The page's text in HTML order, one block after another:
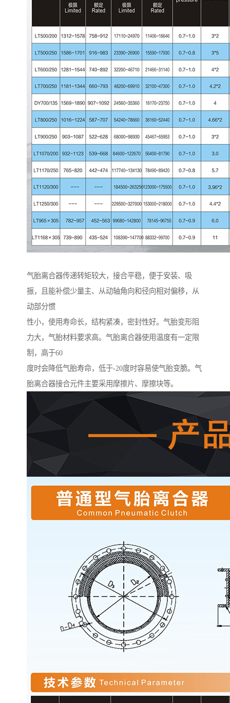
气胎离合器传递转矩较大，接合平稳，便于安装、吸
振，且能补偿少量主、从动轴角向和径向相对偏移，从
动部分惯
性小，使用寿命长，结构紧凑，密封性好。气胎变形阻
力大，气胎材料要求高。气胎离合器使用温度有一定限
制，高于60
度时会降低气胎寿命，低于-20度时容易使气胎变脆。气
胎离合器接合元件主要采用摩擦片、摩擦块等。